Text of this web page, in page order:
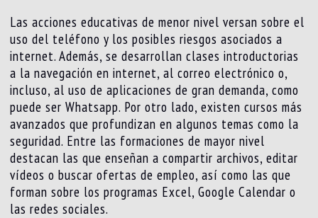
Las acciones educativas de menor nivel versan sobre el
uso del teléfono y los posibles riesgos asociados a
internet. Además, se desarrollan clases introductorias
a la navegación en internet, al correo electrónico o,
incluso, al uso de aplicaciones de gran demanda, como
puede ser Whatsapp. Por otro lado, existen cursos más
avanzados que profundizan en algunos temas como la
seguridad. Entre las formaciones de mayor nivel
destacan las que enseñan a compartir archivos, editar
vídeos o buscar ofertas de empleo, así como las que
forman sobre los programas Excel, Google Calendar o
las redes sociales.